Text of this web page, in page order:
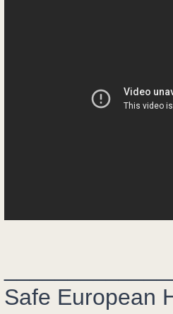
Safe European